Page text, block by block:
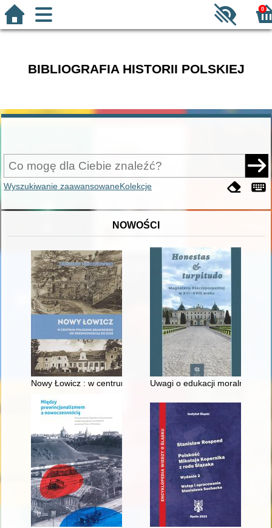
0
BIBLIOGRAFIA HISTORII POLSKIEJ
Wyszukiwanie zaawansowaneKolekcje
NOWOŚCI
Nowy Łowicz : w centrum poligonu drawskiego od
Uwagi o edukacji moralnej